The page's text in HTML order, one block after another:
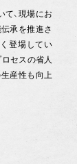
、現場にお
承を推進さ
登場してい
セスの省人
生産性も向上